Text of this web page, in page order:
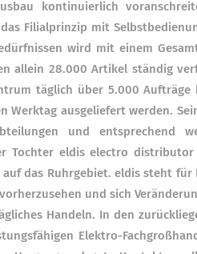
kontinuierlich
das Filialprinzip mit
wird mit einem
allein 28.000 Artikel ständig
täglich über 5.000
Werktag ausgeliefert werden.
und entsprechend
Tochter eldis electro
das Ruhrgebiet. eldis steht
und sich
Handeln. In den
Elektro-